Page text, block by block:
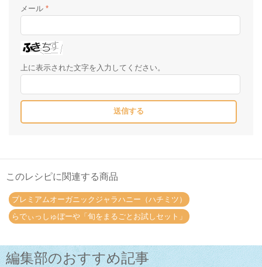
メール *
上に表示された文字を入力してください。
このレシピに関連する商品
プレミアムオーガニックジャラハニー（ハチミツ）
らでぃっしゅぼーや「旬をまるごとお試しセット」
編集部のおすすめ記事